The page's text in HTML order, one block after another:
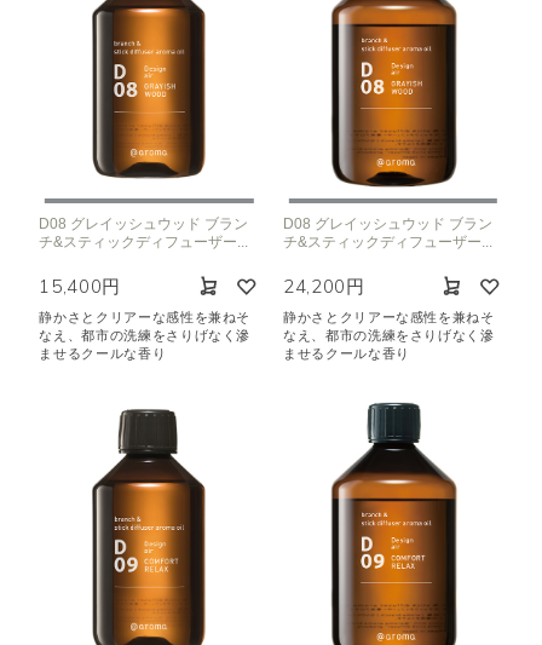
D08 グレイッシュウッド ブラン
チ&スティックディフューザー...
15,400円
静かさとクリアーな感性を兼ねそ
なえ、都市の洗練をさりげなく滲
ませるクールな香り
D08 グレイッシュウッド ブラン
チ&スティックディフューザー...
24,200円
静かさとクリアーな感性を兼ねそ
なえ、都市の洗練をさりげなく滲
ませるクールな香り